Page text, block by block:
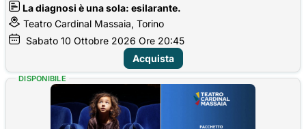
La diagnosi è una sola: esilarante.
Teatro Cardinal Massaia, Torino
Sabato 10 Ottobre 2026 Ore 20:45
Acquista
DISPONIBILE